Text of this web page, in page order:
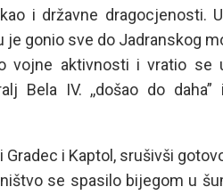
i državne dragocjenosti.
gonio sve do Jadranskog
vojne aktivnosti i vratio se
Bela IV. ,,došao do daha”
i Kaptol, srušivši
se spasilo bijegom u